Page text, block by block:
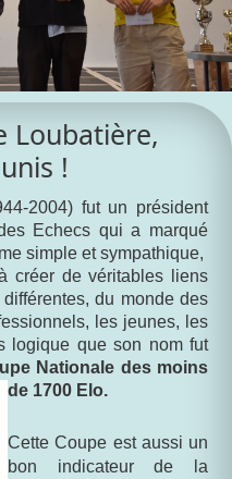
Loubatière,
!
2004) fut un président
Echecs qui a marqué
simple et sympathique,
créer de véritables liens
du monde des
les jeunes, les
logique que son nom fut
Nationale des moins
de 1700 Elo.
Cette Coupe est aussi un
bon indicateur de la